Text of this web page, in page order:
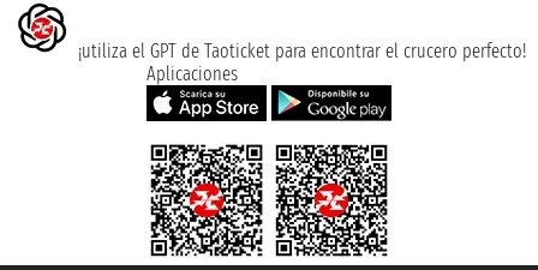
¡utiliza el GPT de Taoticket para encontrar el crucero perfecto!
Aplicaciones